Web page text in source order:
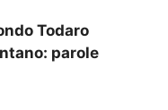
Todaro
parole